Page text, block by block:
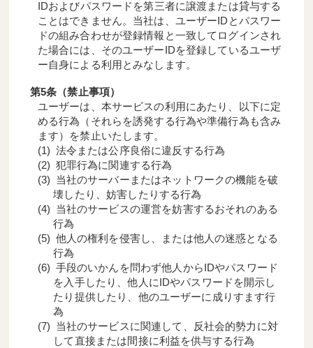
IDおよびパスワードを第三者に譲渡または貸与する
ことはできません。当社は、ユーザーIDとパスワー
ドの組み合わせが登録情報と一致してログインされ
た場合には、そのユーザーIDを登録しているユーザ
ー自身による利用とみなします。
第5条（禁止事項）
ユーザーは、本サービスの利用にあたり、以下に定
める行為（それらを誘発する行為や準備行為も含み
ます）を禁止いたします。
法令または公序良俗に違反する行為
犯罪行為に関連する行為
当社のサーバーまたはネットワークの機能を破
壊したり、妨害したりする行為
当社のサービスの運営を妨害するおそれのある
行為
他人の権利を侵害し、または他人の迷惑となる
行為
手段のいかんを問わず他人からIDやパスワード
を入手したり、他人にIDやパスワードを開示し
たり提供したり、他のユーザーに成りすます行
為
当社のサービスに関連して、反社会的勢力に対
して直接または間接に利益を供与する行為